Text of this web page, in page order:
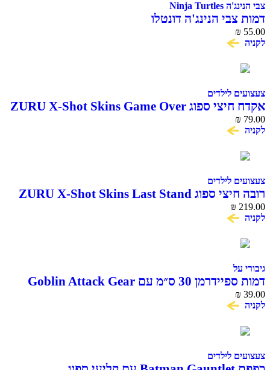
צבי הנינג'ה Ninja Turtles
דמות צבי הנינג'ה דונטלו
₪ 55.00
לקניה
צעצועים לילדים
אקדח חיצי ספוג ZURU X-Shot Skins Game Over
₪ 79.00
לקניה
צעצועים לילדים
רובה חיצי ספוג ZURU X-Shot Skins Last Stand
Beast Mode
₪ 219.00
לקניה
גיבורי על
דמות ספיידרמן 30 ס״מ עם Goblin Attack Gear
Titan Hero Series
₪ 39.00
לקניה
צעצועים לילדים